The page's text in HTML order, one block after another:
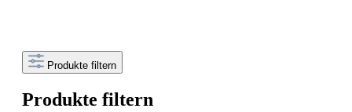
Produkte filtern
Produkte filtern